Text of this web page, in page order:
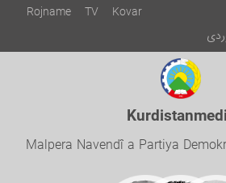
Rojname TV
Kovar
Malpera Navendî a Partiya